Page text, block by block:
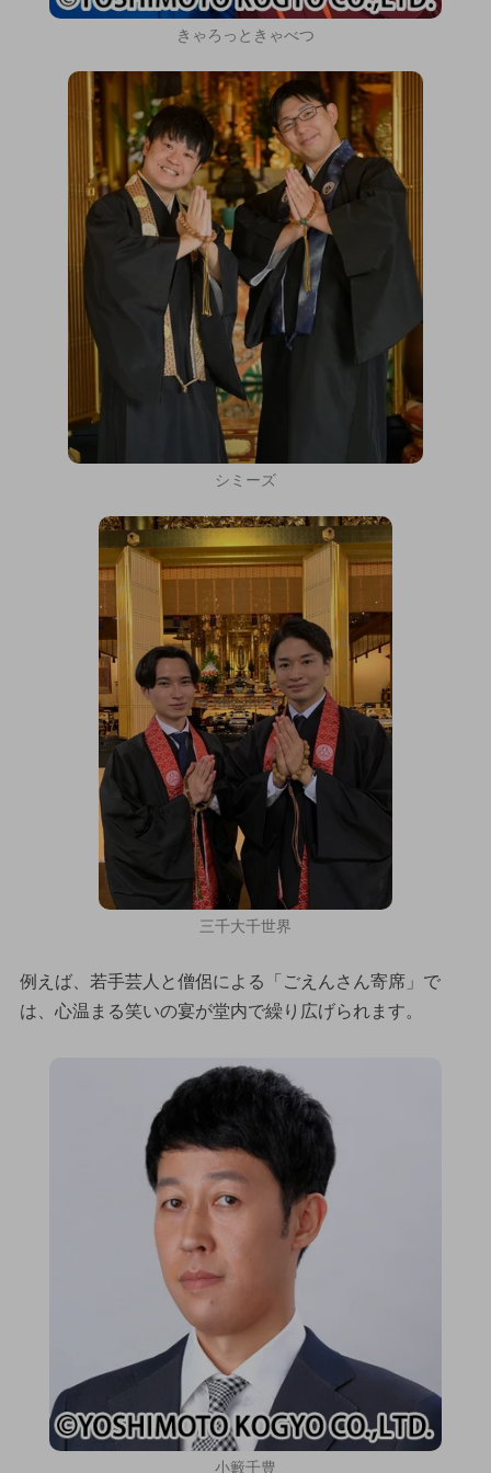
きゃろっときゃべつ
シミーズ
三千大千世界
例えば、若手芸人と僧侶による「ごえんさん寄席」で
は、心温まる笑いの宴が堂内で繰り広げられます。
小籔千豊